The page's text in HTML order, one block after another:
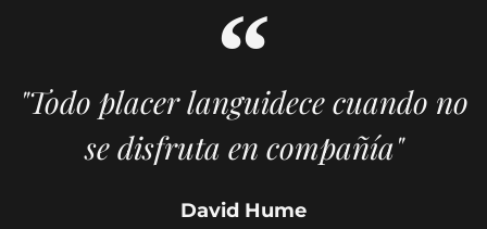
"Todo placer languidece cuando no
se disfruta en compañía"
David Hume